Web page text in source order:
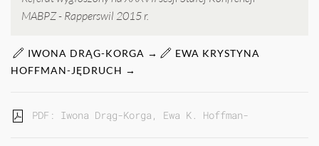
MABPZ - Rapperswil 2015 r.
IWONA DRĄG-KORGA →
EWA KRYSTYNA
HOFFMAN-JĘDRUCH →
PDF: Iwona Drąg-Korga, Ewa K. Hoffman-Jędruch |